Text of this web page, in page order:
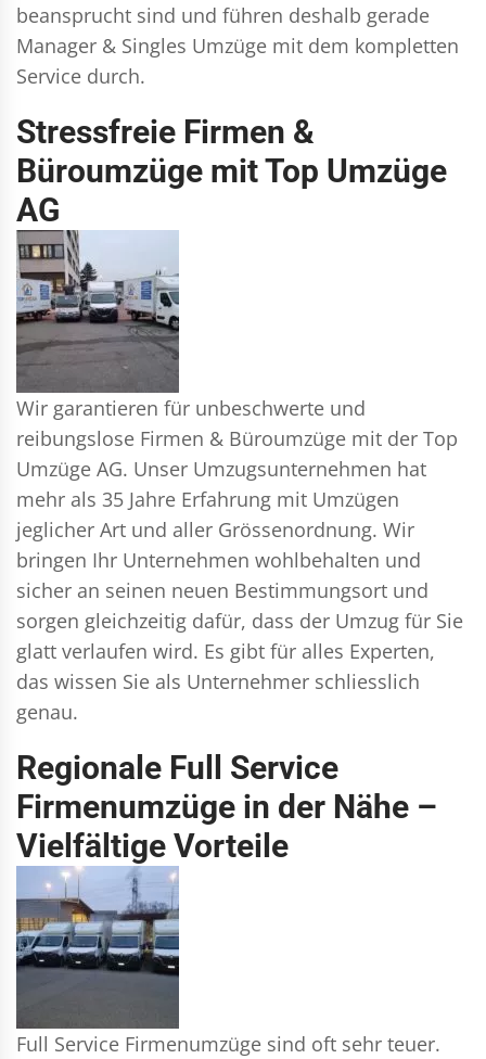
beansprucht sind und führen deshalb gerade
Manager & Singles Umzüge mit dem kompletten
Service durch.
Stressfreie Firmen &
Büroumzüge mit Top Umzüge
AG
Wir garantieren für unbeschwerte und
reibungslose Firmen & Büroumzüge mit der Top
Umzüge AG. Unser Umzugsunternehmen hat
mehr als 35 Jahre Erfahrung mit Umzügen
jeglicher Art und aller Grössenordnung. Wir
bringen Ihr Unternehmen wohlbehalten und
sicher an seinen neuen Bestimmungsort und
sorgen gleichzeitig dafür, dass der Umzug für Sie
glatt verlaufen wird. Es gibt für alles Experten,
das wissen Sie als Unternehmer schliesslich
genau.
Regionale Full Service
Firmenumzüge in der Nähe –
Vielfältige Vorteile
Full Service Firmenumzüge sind oft sehr teuer.